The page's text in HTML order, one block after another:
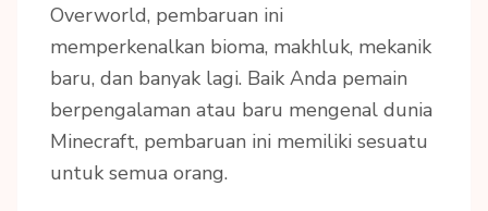
Overworld, pembaruan ini
memperkenalkan bioma, makhluk, mekanik
baru, dan banyak lagi. Baik Anda pemain
berpengalaman atau baru mengenal dunia
Minecraft, pembaruan ini memiliki sesuatu
untuk semua orang.